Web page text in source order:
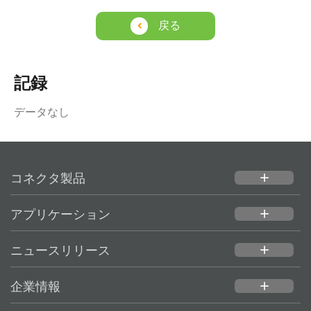
戻る
記録
データなし
コネクタ製品 add
アプリケーション add
ニュースリリース add
企業情報 add